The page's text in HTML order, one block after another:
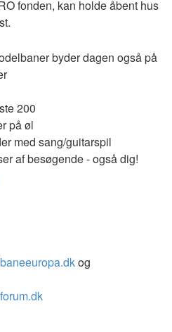
fonden, kan holde åbent hus
byder dagen også på
200
på øl
med sang/guitarspil
af besøgende - også dig!
og